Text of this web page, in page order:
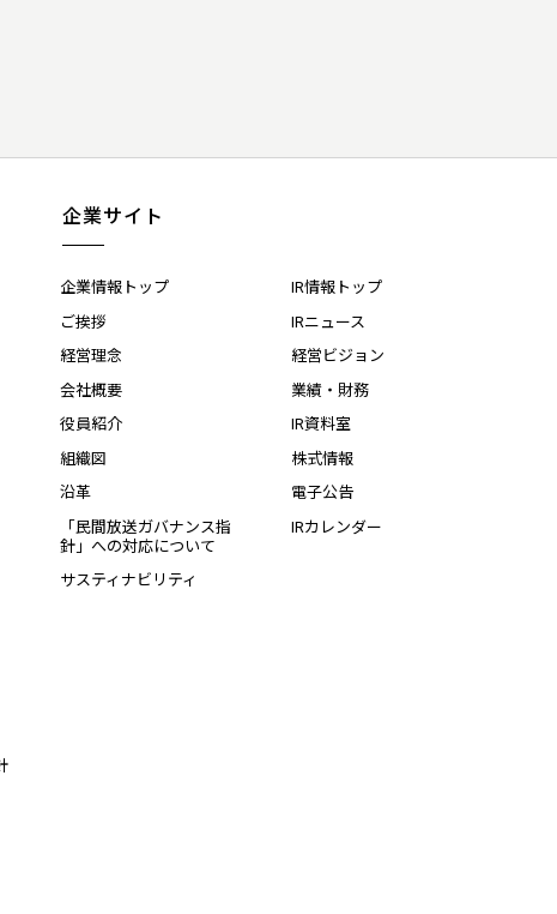
企業サイト
企業情報トップ
ご挨拶
経営理念
会社概要
役員紹介
組織図
沿革
「民間放送ガバナンス指
針」への対応について
サスティナビリティ
IR情報トップ
IRニュース
経営ビジョン
業績・財務
IR資料室
株式情報
電子公告
IRカレンダー